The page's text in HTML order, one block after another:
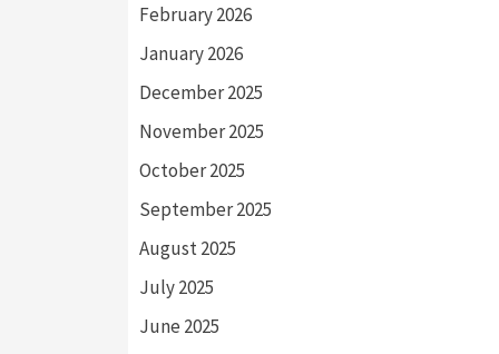
February 2026
January 2026
December 2025
November 2025
October 2025
September 2025
August 2025
July 2025
June 2025